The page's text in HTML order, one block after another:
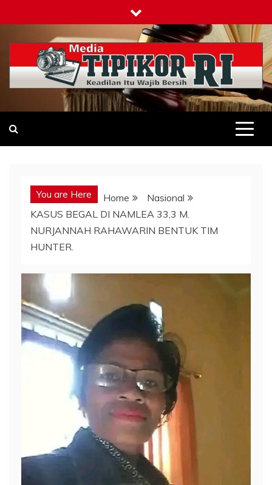
to
content
Tipikor-ri-online.my.id
Keadilan Itu Wajib Bersih
You are Here Home
Nasional
KASUS BEGAL DI NAMLEA 33,3 M.
NURJANNAH RAHAWARIN BENTUK TIM
HUNTER.